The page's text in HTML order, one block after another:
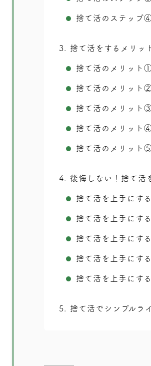
捨て活のステップ
3 捨て活をするメリッ
捨て活のメリット
捨て活のメリット
捨て活のメリット
捨て活のメリット
捨て活のメリット
4 後悔しない！捨て活
捨て活を上手にす
捨て活を上手にす
捨て活を上手にす
捨て活を上手にす
捨て活を上手にす
5 捨て活でシンプルラ